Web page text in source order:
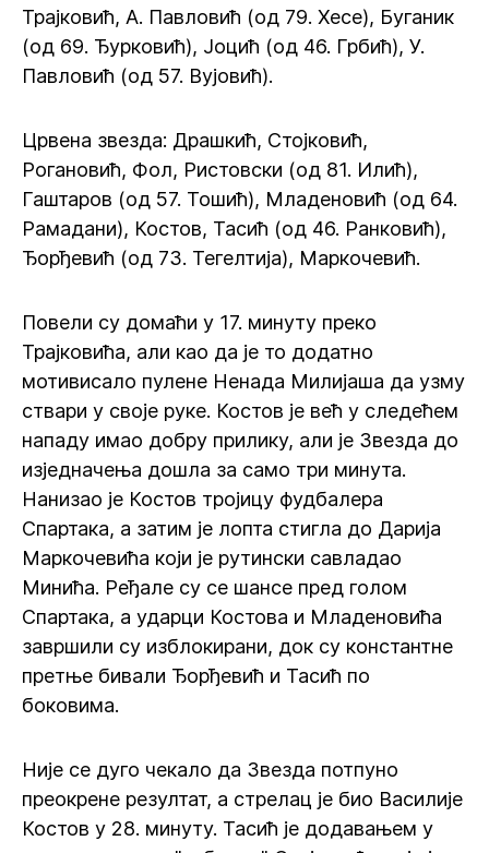
Трајковић, А. Павловић (од 79. Хесе), Буганик
(од 69. Ђурковић), Јоцић (од 46. Грбић), У.
Павловић (од 57. Вујовић).
Црвена звезда: Драшкић, Стојковић,
Рогановић, Фол, Ристовски (од 81. Илић),
Гаштаров (од 57. Тошић), Младеновић (од 64.
Рамадани), Костов, Тасић (од 46. Ранковић),
Ђорђевић (од 73. Тегелтија), Маркочевић.
Повели су домаћи у 17. минуту преко
Трајковића, али као да је то додатно
мотивисало пулене Ненада Милијаша да узму
ствари у своје руке. Костов је већ у следећем
нападу имао добру прилику, али је Звезда до
изједначења дошла за само три минута.
Нанизао је Костов тројицу фудбалера
Спартака, а затим је лопта стигла до Дарија
Маркочевића који је рутински савладао
Минића. Ређале су се шансе пред голом
Спартака, а ударци Костова и Младеновића
завршили су изблокирани, док су константне
претње бивали Ђорђевић и Тасић по
боковима.
Није се дуго чекало да Звезда потпуно
преокрене резултат, а стрелац је био Василије
Костов у 28. минуту. Тасић је додавањем у